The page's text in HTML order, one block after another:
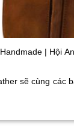
| Hội
sẽ cùng các